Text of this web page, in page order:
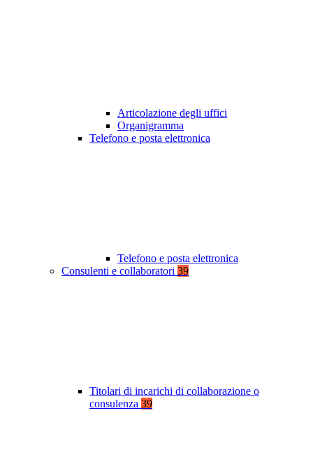
Articolazione degli uffici
Organigramma
Telefono e posta elettronica
Telefono e posta elettronica
Consulenti e collaboratori 39
Titolari di incarichi di collaborazione o
consulenza 39